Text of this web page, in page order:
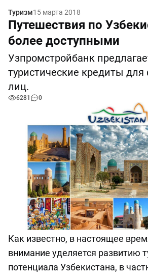
Туризм15 марта 2018
Путешествия по
более доступными
Узпромстройбанк
туристические кредиты для
лиц.
6281 0
Как известно, в настоящее
внимание уделяется развитию
потенциала Узбекистана, в